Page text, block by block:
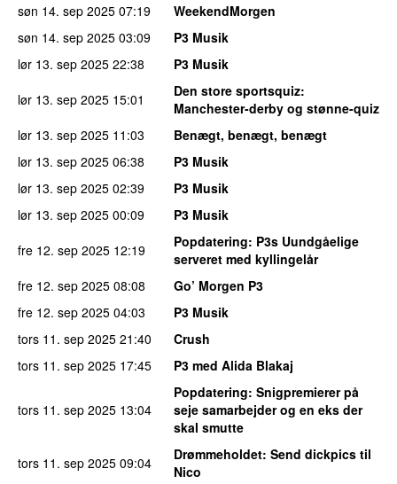
søn 14. sep 2025 07:19
WeekendMorgen
søn 14. sep 2025 03:09
P3 Musik
lør 13. sep 2025 22:38
P3 Musik
lør 13. sep 2025 15:01 Den store sportsquiz:
Manchester-derby og stønne-quiz
lør 13. sep 2025 11:03
Benægt, benægt, benægt
lør 13. sep 2025 06:38
P3 Musik
lør 13. sep 2025 02:39
P3 Musik
lør 13. sep 2025 00:09
P3 Musik
fre 12. sep 2025 12:19 Popdatering: P3s Uundgåelige
serveret med kyllingelår
fre 12. sep 2025 08:08
Go’ Morgen P3
fre 12. sep 2025 04:03
P3 Musik
tors 11. sep 2025 21:40
Crush
tors 11. sep 2025 17:45 P3 med Alida Blakaj
tors 11. sep 2025 13:04
Popdatering: Snigpremierer på
seje samarbejder og en eks der
skal smutte
tors 11. sep 2025 09:04 Drømmeholdet: Send dickpics til
Nico